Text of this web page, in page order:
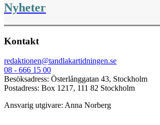
Nyheter
Kontakt
redaktionen@tandlakartidningen.se
08 - 666 15 00
Besöksadress: Österlånggatan 43, Stockholm
Postadress: Box 1217, 111 82 Stockholm
Ansvarig utgivare: Anna Norberg